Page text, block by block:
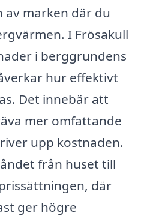
marken där du
I Frösakull
i berggrundens
hur effektivt
Det innebär att
mer omfattande
upp kostnaden.
från huset till
där
ger högre